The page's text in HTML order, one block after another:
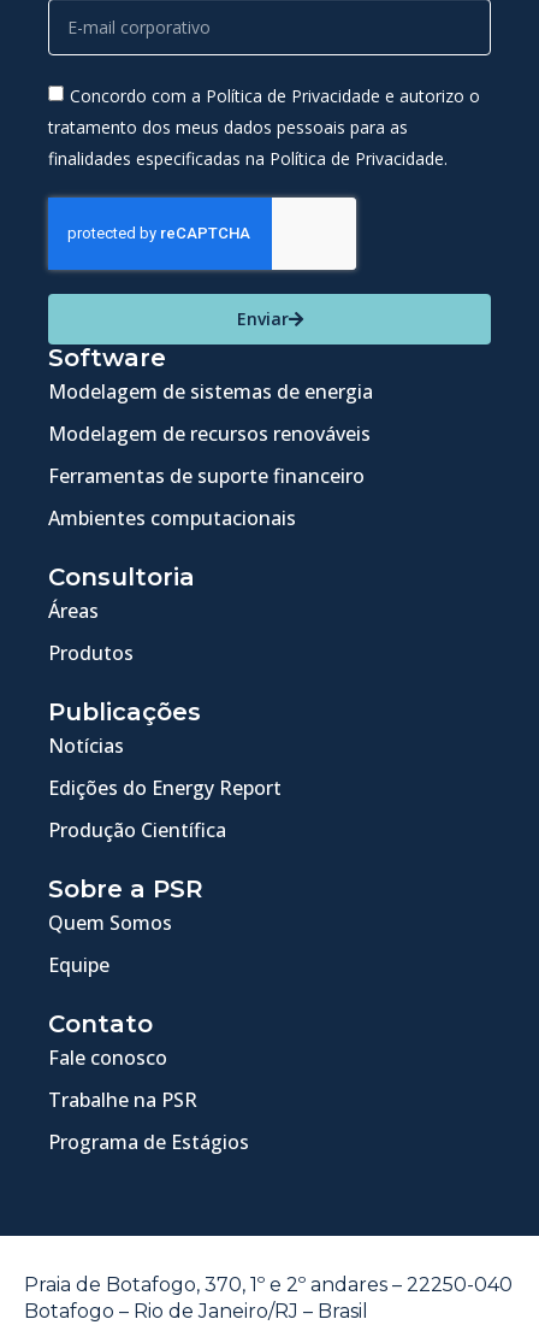
Concordo com a Política de Privacidade e autorizo o
tratamento dos meus dados pessoais para as
finalidades especificadas na Política de Privacidade.
Enviar
Software
Modelagem de sistemas de energia
Modelagem de recursos renováveis
Ferramentas de suporte financeiro
Ambientes computacionais
Consultoria
Áreas
Produtos
Publicações
Notícias
Edições do Energy Report
Produção Científica
Sobre a PSR
Quem Somos
Equipe
Contato
Fale conosco
Trabalhe na PSR
Programa de Estágios
Praia de Botafogo, 370, 1º e 2º andares – 22250-040
Botafogo – Rio de Janeiro/RJ – Brasil